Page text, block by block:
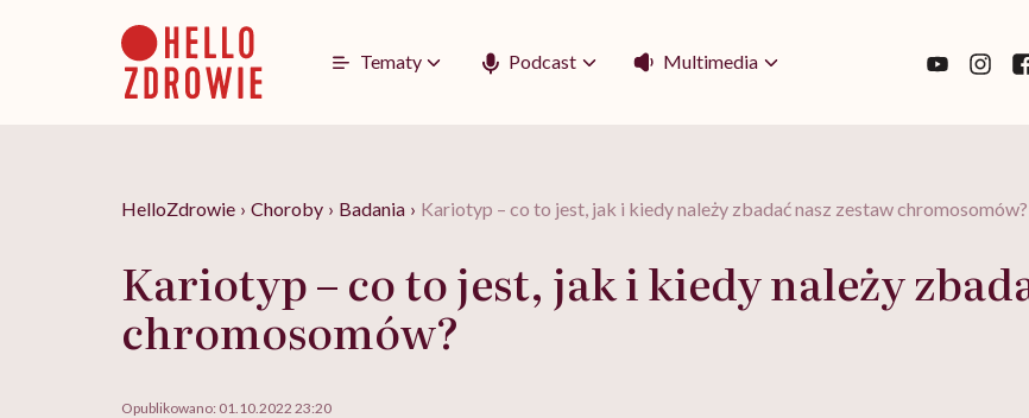
Tematy Podcast Multimedia
HelloZdrowie › Choroby › Badania › Kariotyp – co to jest, jak i kiedy należy zbadać nasz zestaw chromosomów?
Kariotyp – co to jest, jak i kiedy należy
chromosomów?
Opublikowano: 01.10.2022 23:20